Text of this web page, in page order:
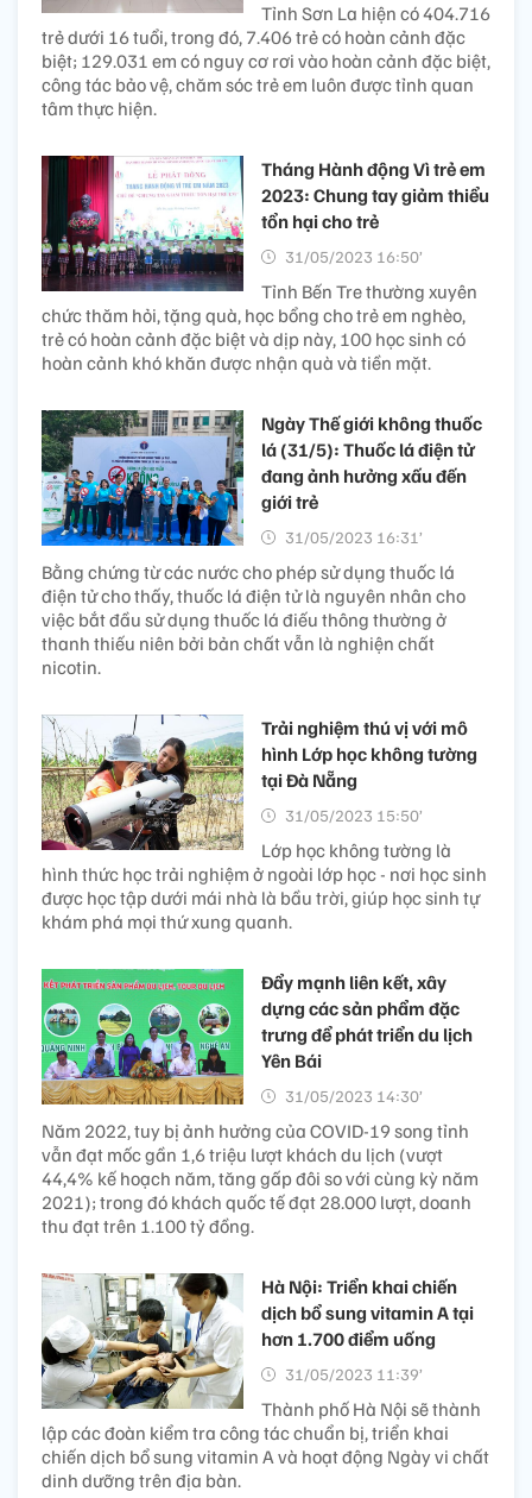
Tỉnh Sơn La hiện có 404.716
trẻ dưới 16 tuổi, trong đó, 7.406 trẻ có hoàn cảnh đặc
biệt; 129.031 em có nguy cơ rơi vào hoàn cảnh đặc biệt,
công tác bảo vệ, chăm sóc trẻ em luôn được tỉnh quan
tâm thực hiện.
Tháng Hành động Vì trẻ em
2023: Chung tay giảm thiểu
tổn hại cho trẻ
31/05/2023 16:50’
Tỉnh Bến Tre thường xuyên
chức thăm hỏi, tặng quà, học bổng cho trẻ em nghèo,
trẻ có hoàn cảnh đặc biệt và dịp này, 100 học sinh có
hoàn cảnh khó khăn được nhận quà và tiền mặt.
Ngày Thế giới không thuốc
lá (31/5): Thuốc lá điện tử
đang ảnh hưởng xấu đến
giới trẻ
31/05/2023 16:31’
Bằng chứng từ các nước cho phép sử dụng thuốc lá
điện tử cho thấy, thuốc lá điện tử là nguyên nhân cho
việc bắt đầu sử dụng thuốc lá điếu thông thường ở
thanh thiếu niên bởi bản chất vẫn là nghiện chất
nicotin.
Trải nghiệm thú vị với mô
hình Lớp học không tường
tại Đà Nẵng
31/05/2023 15:50’
Lớp học không tường là
hình thức học trải nghiệm ở ngoài lớp học - nơi học sinh
được học tập dưới mái nhà là bầu trời, giúp học sinh tự
khám phá mọi thứ xung quanh.
Đẩy mạnh liên kết, xây
dựng các sản phẩm đặc
trưng để phát triển du lịch
Yên Bái
31/05/2023 14:30’
Năm 2022, tuy bị ảnh hưởng của COVID-19 song tỉnh
vẫn đạt mốc gần 1,6 triệu lượt khách du lịch (vượt
44,4% kế hoạch năm, tăng gấp đôi so với cùng kỳ năm
2021); trong đó khách quốc tế đạt 28.000 lượt, doanh
thu đạt trên 1.100 tỷ đồng.
Hà Nội: Triển khai chiến
dịch bổ sung vitamin A tại
hơn 1.700 điểm uống
31/05/2023 11:39’
Thành phố Hà Nội sẽ thành
lập các đoàn kiểm tra công tác chuẩn bị, triển khai
chiến dịch bổ sung vitamin A và hoạt động Ngày vi chất
dinh dưỡng trên địa bàn.